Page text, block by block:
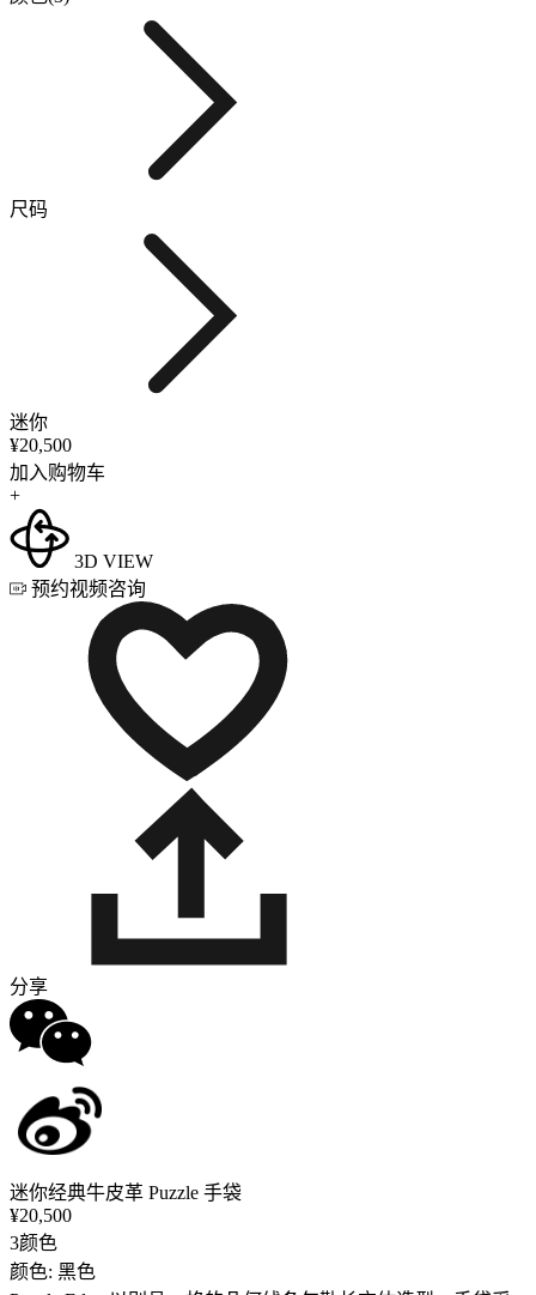
尺码
迷你
¥20,500
加入购物车
+
3D VIEW
预约视频咨询
分享
迷你经典牛皮革 Puzzle 手袋
¥20,500
3颜色
颜色: 黑色